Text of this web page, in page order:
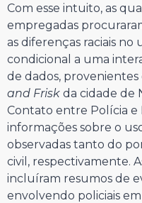
Com esse intuito, as
empregadas
as diferenças raciais no
condicional a uma
de dados,
and Frisk da cidade de
Contato entre Polícia e
informações sobre o
observadas tanto do
civil, respectivamente.
incluíram resumos de
envolvendo policiais em